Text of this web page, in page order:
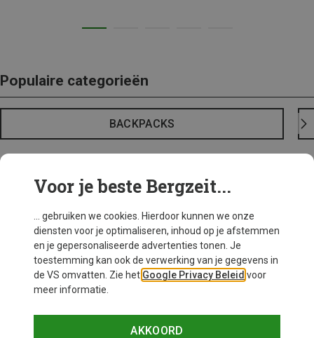
Populaire categorieën
BACKPACKS
Voor je beste Bergzeit...
... gebruiken we cookies. Hierdoor kunnen we onze
diensten voor je optimaliseren, inhoud op je afstemmen
en je gepersonaliseerde advertenties tonen. Je
toestemming kan ook de verwerking van je gegevens in
de VS omvatten. Zie het Google Privacy Beleid voor
meer informatie.
AKKOORD